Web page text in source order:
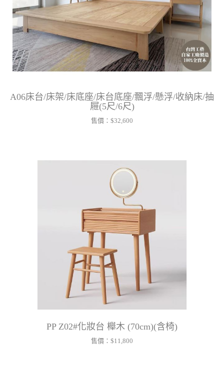
A06床台/床架/床底座/床台底座/飄浮/懸浮/收納床/抽
屜(5尺/6尺)
售價： $32,600
PP Z02#化妝台 櫸木 (70cm)(含椅)
售價： $11,800